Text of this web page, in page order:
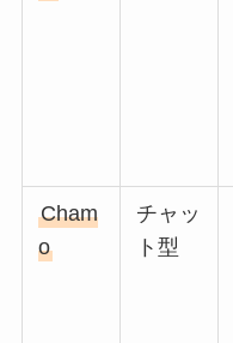
Cham
o
チャッ
ト型